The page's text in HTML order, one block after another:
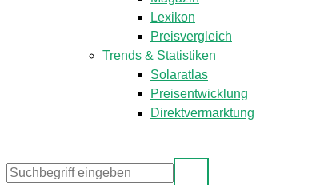
Lexikon
Preisvergleich
Trends & Statistiken
Solaratlas
Preisentwicklung
Direktvermarktung